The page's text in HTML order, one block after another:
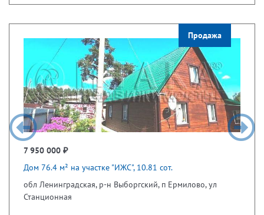
Продажа
7 950 000 ₽
Дом 76.4 м² на участке "ИЖС", 10.81 сот.
обл Ленинградская, р-н Выборгский, п Ермилово, ул
Станционная